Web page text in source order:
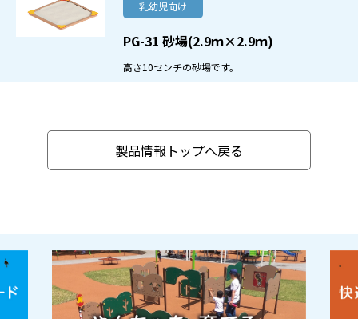
乳幼児向け
PG-31 砂場(2.9ｍ×2.9ｍ)
高さ10センチの砂場です。
製品情報トップへ戻る